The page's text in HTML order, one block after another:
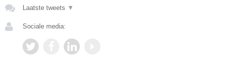
Laatste tweets ▼
Sociale media: